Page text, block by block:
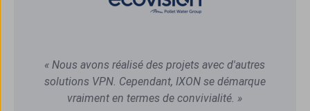
« Nous avons réalisé des projets avec d'autres
solutions VPN. Cependant, IXON se démarque
vraiment en termes de convivialité. »